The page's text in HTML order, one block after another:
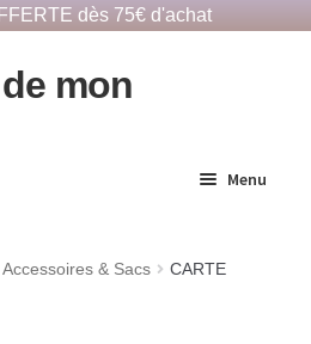
dès 75€ d'achat
mon
Menu
Accessoires & Sacs
CARTE